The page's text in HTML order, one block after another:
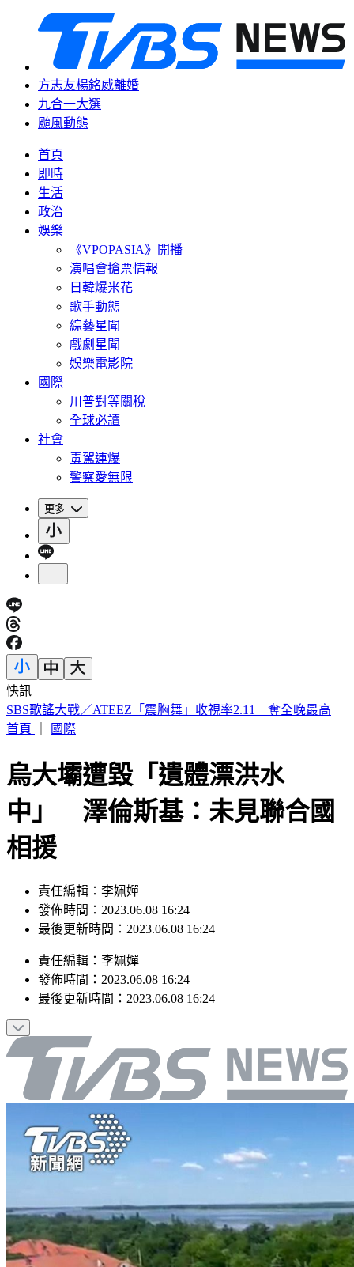
方志友楊銘威離婚
九合一大選
颱風動態
首頁
即時
生活
政治
娛樂
《VPOPASIA》開播
演唱會搶票情報
日韓爆米花
歌手動態
綜藝星聞
戲劇星聞
娛樂電影院
國際
川普對等關稅
全球必讀
社會
毒駕連爆
警察愛無限
更多
快訊
快訊／泰國再爆槍擊！前國會議員闖政府辦公室開槍 2人受
傷送醫
烏大壩遭毀「遺體漂洪水
中」 澤倫斯基：未見聯合國
相援
責任編輯：李姵嬋
發佈時間：2023.06.08 16:24
責任編輯 ： 李姵嬋
發佈時間：2023.06.08 16:24